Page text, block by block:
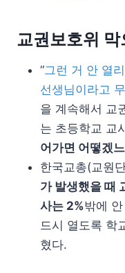
교권보호위
“그런 거 안 열
선생님이라고
을 계속해서 교
는 초등학교 교
어가면 어떻겠
한국교총(교원
가 발생했을 때
사는 2%밖에
드시 열도록 학
혔다.